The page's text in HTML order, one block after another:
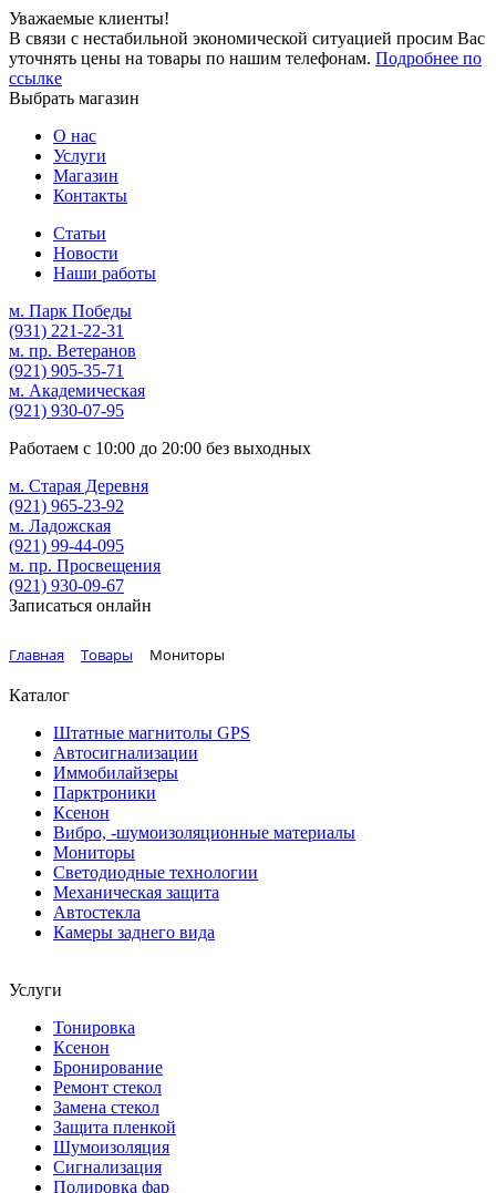
Уважаемые клиенты!
В связи с нестабильной экономической ситуацией просим Вас
уточнять цены на товары по нашим телефонам. Подробнее по
ссылке
Выбрать магазин
О нас
Услуги
Магазин
Контакты
Статьи
Новости
Наши работы
м. Парк Победы
(931) 221-22-31
м. пр. Ветеранов
(921) 905-35-71
м. Академическая
(921) 930-07-95
Работаем с 10:00 до 20:00 без выходных
м. Старая Деревня
(921) 965-23-92
м. Ладожская
(921) 99-44-095
м. пр. Просвещения
(921) 930-09-67
Записаться онлайн
Главная Товары Мониторы
Каталог
Штатные магнитолы GPS
Автосигнализации
Иммобилайзеры
Парктроники
Ксенон
Вибро, -шумоизоляционные материалы
Мониторы
Светодиодные технологии
Механическая защита
Автостекла
Камеры заднего вида
Услуги
Тонировка
Ксенон
Бронирование
Ремонт стекол
Замена стекол
Защита пленкой
Шумоизоляция
Сигнализация
Полировка фар